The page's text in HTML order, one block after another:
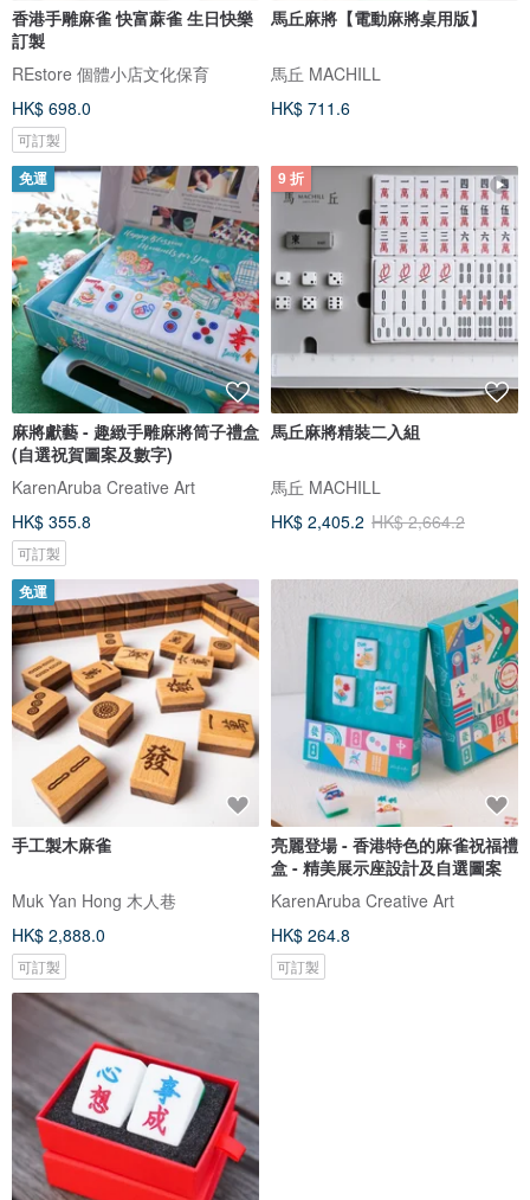
香港手雕麻雀 快富蔴雀 生日快樂
訂製
REstore 個體小店文化保育
HK$ 698.0
可訂製
馬丘麻將【電動麻將桌用版】
馬丘 MACHILL
HK$ 711.6
免運
麻將獻藝 - 趣緻手雕麻將筒子禮盒
(自選祝賀圖案及數字)
KarenAruba Creative Art
HK$ 355.8
可訂製
9 折
馬丘麻將精裝二入組
馬丘 MACHILL
HK$ 2,405.2 HK$ 2,664.2
免運
手工製木麻雀
Muk Yan Hong 木人巷
HK$ 2,888.0
可訂製
亮麗登場 - 香港特色的麻雀祝福禮
盒 - 精美展示座設計及自選圖案
KarenAruba Creative Art
HK$ 264.8
可訂製